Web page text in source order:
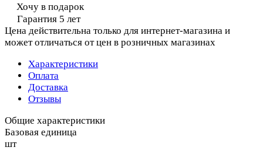
Хочу в подарок
Гарантия 5 лет
Цена действительна только для интернет-магазина и
может отличаться от цен в розничных магазинах
Характеристики
Оплата
Доставка
Отзывы
Общие характеристики
Базовая единица
шт